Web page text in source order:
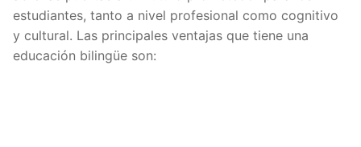
estudiantes, tanto a nivel profesional como cognitivo
y cultural. Las principales ventajas que tiene una
educación bilingüe son: